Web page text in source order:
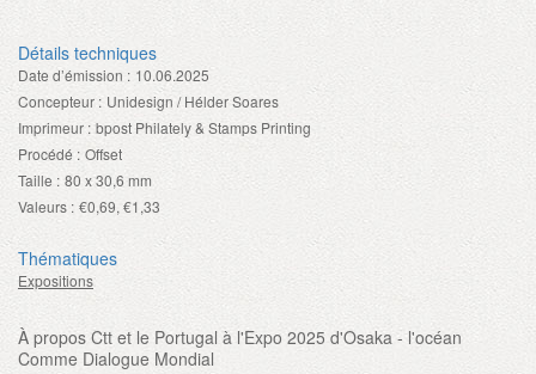
Détails techniques
Date d’émission : 10.06.2025
Concepteur : Unidesign / Hélder Soares
Imprimeur : bpost Philately & Stamps Printing
Procédé : Offset
Taille : 80 x 30,6 mm
Valeurs : €0,69, €1,33
Thématiques
Expositions
À propos Ctt et le Portugal à l'Expo 2025 d'Osaka - l'océan
Comme Dialogue Mondial